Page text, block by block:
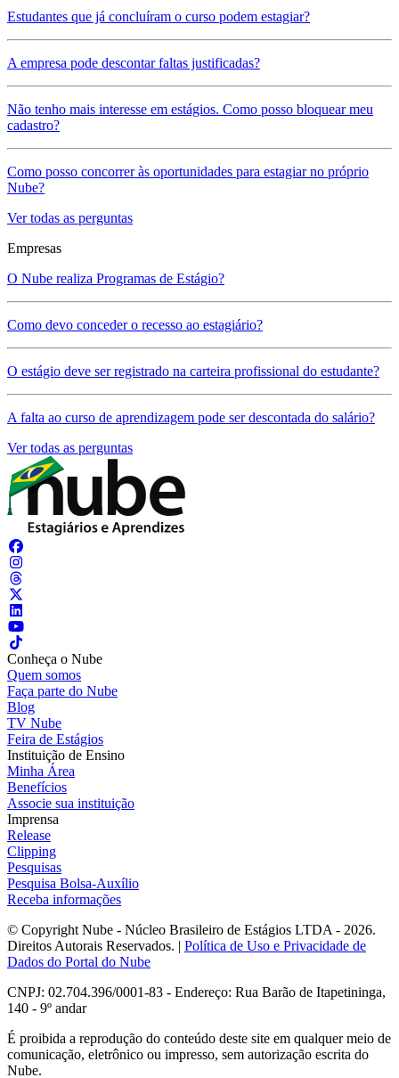
Estudantes que já concluíram o curso podem estagiar?
A empresa pode descontar faltas justificadas?
Não tenho mais interesse em estágios. Como posso bloquear meu
cadastro?
Como posso concorrer às oportunidades para estagiar no próprio
Nube?
Ver todas as perguntas
Empresas
O Nube realiza Programas de Estágio?
Como devo conceder o recesso ao estagiário?
O estágio deve ser registrado na carteira profissional do estudante?
A falta ao curso de aprendizagem pode ser descontada do salário?
Ver todas as perguntas
Conheça o Nube
Quem somos
Faça parte do Nube
Blog
TV Nube
Feira de Estágios
Instituição de Ensino
Minha Área
Benefícios
Associe sua instituição
Imprensa
Release
Clipping
Pesquisas
Pesquisa Bolsa-Auxílio
Receba informações
© Copyright Nube - Núcleo Brasileiro de Estágios LTDA - 2026.
Direitos Autorais Reservados. | Política de Uso e Privacidade de
Dados do Portal do Nube
CNPJ: 02.704.396/0001-83 - Endereço: Rua Barão de Itapetininga,
140 - 9º andar
É proibida a reprodução do conteúdo deste site em qualquer meio de
comunicação, eletrônico ou impresso, sem autorização escrita do
Nube.